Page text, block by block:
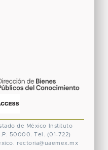
de México
Instituto
50000. Tel. (01-722)
rectoria@uaemex.mx